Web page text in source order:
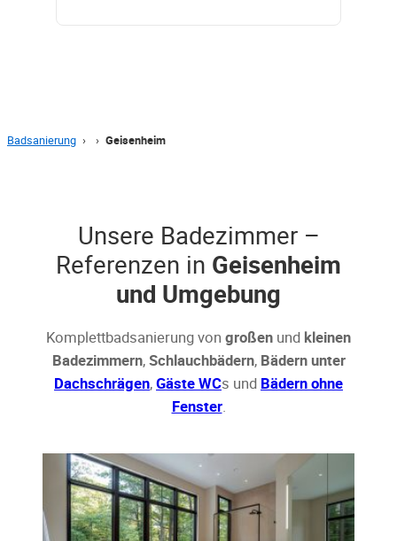
Badsanierung › › Geisenheim
Unsere Badezimmer –
Referenzen in Geisenheim
und Umgebung
Komplettbadsanierung von großen und kleinen
Badezimmern,Schlauchbädern, Bädern unter
Dachschrägen,Gäste WCs und Bädern ohne
Fenster.